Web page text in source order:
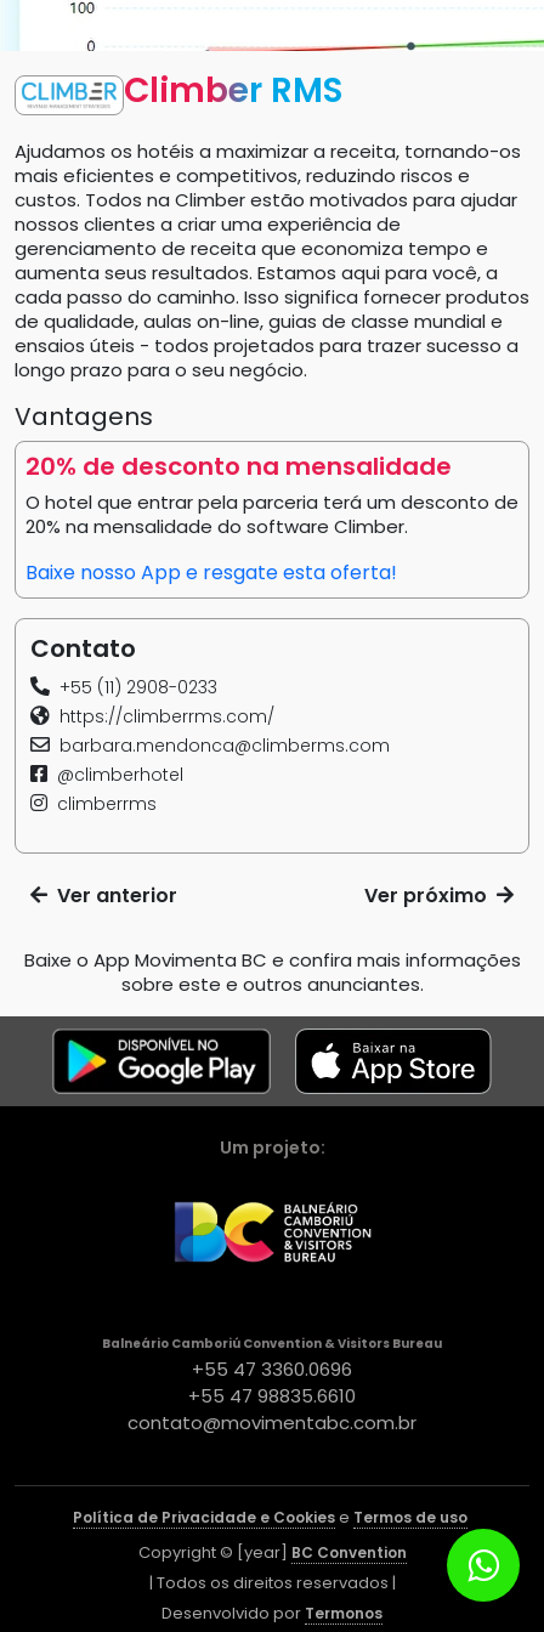
Climber RMS
Ajudamos os hotéis a maximizar a receita, tornando-os
mais eficientes e competitivos, reduzindo riscos e
custos. Todos na Climber estão motivados para ajudar
nossos clientes a criar uma experiência de
gerenciamento de receita que economiza tempo e
aumenta seus resultados. Estamos aqui para você, a
cada passo do caminho. Isso significa fornecer produtos
de qualidade, aulas on-line, guias de classe mundial e
ensaios úteis - todos projetados para trazer sucesso a
longo prazo para o seu negócio.
Vantagens
20% de desconto na mensalidade
O hotel que entrar pela parceria terá um desconto de
20% na mensalidade do software Climber.
Baixe nosso App e resgate esta oferta!
Contato
+55 (11) 2908-0233
https://climberrms.com/
barbara.mendonca@climberms.com
@climberhotel
climberrms
Ver anterior Ver próximo
Baixe o App Movimenta BC e confira mais informações
sobre este e outros anunciantes.
Um projeto:
Balneário Camboriú Convention & Visitors Bureau
+55 47 3360.0696
+55 47 98835.6610
contato@movimentabc.com.br
Política de Privacidade e Cookiese Termos de uso
Copyright © [year] BC Convention
| Todos os direitos reservados |
Desenvolvido por Termonos